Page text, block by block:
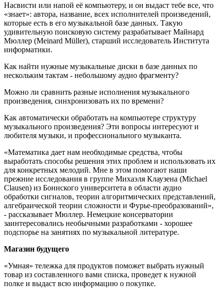
Насвисти или напой её компьютеру, и он выдаст тебе все, что
«знает»: автора, название, всех исполнителей произведений,
которые есть в его музыкальной базе данных. Такую
удивительную поисковую систему разрабатывает Майнард
Мюллер (Meinard Müller), старший исследователь Института
информатики.
Как найти нужные музыкальные диски в базе данных по
нескольким тактам - небольшому аудио фрагменту?
Можно ли сравнить разные исполнения музыкального
произведения, синхронизовать их по времени?
Как автоматически обработать на компьютере структуру
музыкального произведения? Эти вопросы интересуют и
любителя музыки, и профессионального музыканта.
«Математика дает нам необходимые средства, чтобы
выработать способы решения этих проблем и использовать их
для конкретных мелодий. Мне в этом помогают наши
прежние исследования в группе Михаэля Клаузена (Michael
Clausen) из Боннского университета в области аудио
обработки сигналов, теории алгоритмических представлений,
алгебраической теории сложности и Фурье-преобразований»,
- рассказывает Мюллер. Немецкие консерватории
заинтересовались необычными разработками - хорошее
подспорье на занятиях по музыкальной литературе.
Магазин будущего
«Умная» тележка для продуктов поможет выбрать нужный
товар из составленного вами списка, проведет к нужной
полке и выдаст всю информацию о покупке.